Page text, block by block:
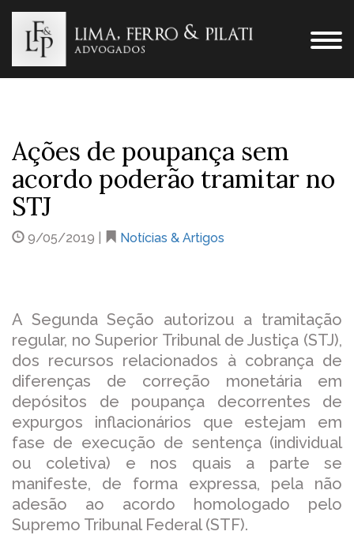
Ações de poupança sem
acordo poderão tramitar no
STJ
9/05/2019 | Notícias & Artigos
A Segunda Seção autorizou a tramitação
regular, no Superior Tribunal de Justiça (STJ),
dos recursos relacionados à cobrança de
diferenças de correção monetária em
depósitos de poupança decorrentes de
expurgos inflacionários que estejam em
fase de execução de sentença (individual
ou coletiva) e nos quais a parte se
manifeste, de forma expressa, pela não
adesão ao acordo homologado pelo
Supremo Tribunal Federal (STF).